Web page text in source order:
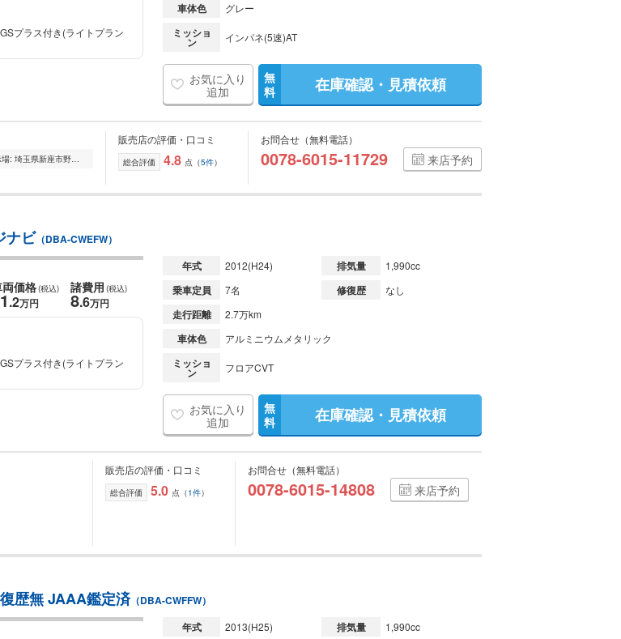
プラス付き(ライトプラン
車体色 グレー
ミッショ
ン インパネ(5速)AT
お気に入り
追加
無
料
在庫確認・見積依頼
■ジェイオートサービス練馬埼玉営業所(株式会社ジェイオート) 展示場: 埼玉県新座市野火止2-10-30■ 弊社では、お客様にお求めになりやすい価格にてディーラー下取車を中...
販売店の評価・口コミ
総合評価 4.8 点（5件）
お問合せ（無料電話）
0078-6015-11729 来店予約
ナビ （DBA-CWEFW）
価格(税込)
.2万円
諸費用 (税込)
8.6万円
プラス付き(ライトプラン
年式 2012(H24) 排気量 1,990cc
乗車定員 7名 修復歴 なし
走行距離 2.7万km
車体色 アルミニウムメタリック
ミッショ
ン フロアCVT
お気に入り
追加
無
料
在庫確認・見積依頼
販売店の評価・口コミ
総合評価 5.0 点（1件）
お問合せ（無料電話）
0078-6015-14808 来店予約
歴無 JAAA鑑定済（DBA-CWFFW）
年式 2013(H25) 排気量 1,990cc